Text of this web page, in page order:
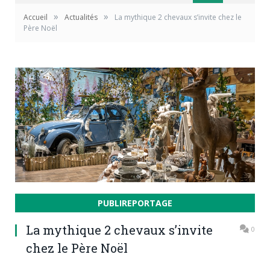
Accueil » Actualités »
La mythique 2 chevaux s’invite chez le
Père Noël
PUBLIREPORTAGE
La mythique 2 chevaux s’invite
chez le Père Noël
0